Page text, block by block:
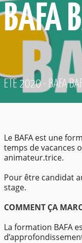
BAFA
ETE 2020 - BAFA
Le BAFA est une
temps de vacances
animateur.trice.
Pour être candidat
stage.
COMMENT ÇA
La formation BAFA